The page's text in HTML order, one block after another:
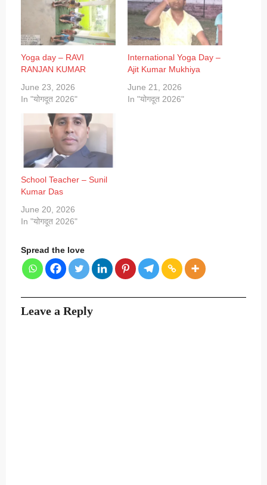
Yoga day – RAVI
RANJAN KUMAR
June 23, 2026
In "योगदूत 2026"
International Yoga Day –
Ajit Kumar Mukhiya
June 21, 2026
In "योगदूत 2026"
School Teacher – Sunil
Kumar Das
June 20, 2026
In "योगदूत 2026"
Spread the love
Leave a Reply